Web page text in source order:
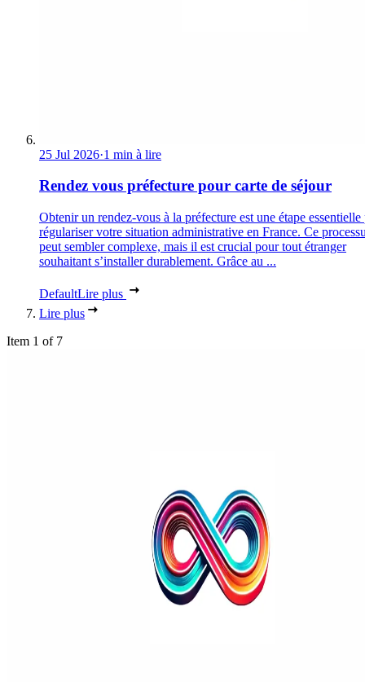
25 Jul 2026·1 min à lire
Rendez vous préfecture pour carte de séjour
Obtenir un rendez-vous à la préfecture est une étape essentielle
régulariser votre situation administrative en France. Ce
peut sembler complexe, mais il est crucial pour tout étranger
souhaitant s’installer durablement. Grâce au ...
DefaultLire plus
Lire plus
Item 1 of 7